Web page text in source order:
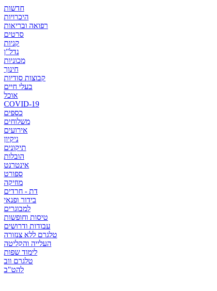
חדשות
היכרויות
רפואה ובריאות
סרטים
קניות
נדל"ן
מכוניות
חינוך
קבוצות סודיות
בעלי חיים
אוכל
COVID-19
כספים
משלוחים
אירועים
ניקיון
תיקונים
הובלות
אינטרנט
ספורט
מוזיקה
דת - חרדים
בידור ופנאי
למבוגרים
טיסות וחופשות
עבודות ודרושים
טלגרם ללא צנזורה
העלייה והקליטה
לימוד שפות
טלגרם ווב
להט"ב